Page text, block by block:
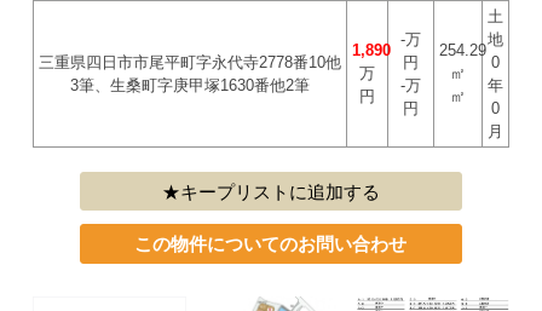
三重県四日市市尾平町字永代寺2778番10他
3筆、生桑町字庚甲塚1630番他2筆
1,890
万
円
-万
円
-万
円
254.29
㎡
㎡
土
地
0
年
0
月
キープリストに追加する
この物件についてのお問い合わせ